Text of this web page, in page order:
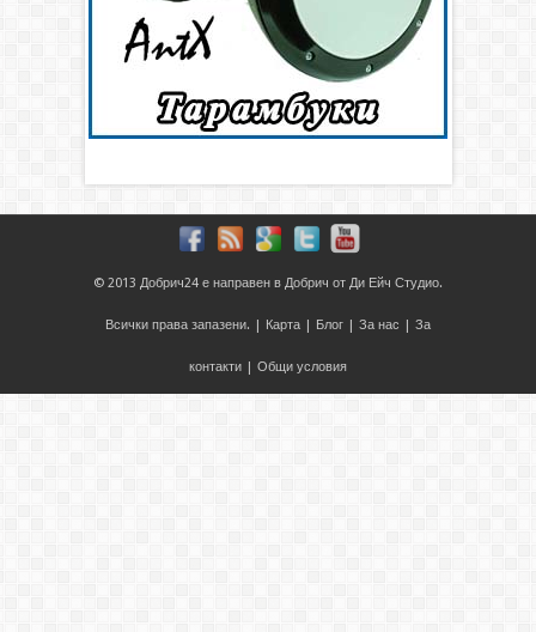
© 2013 Добрич24 е направен в Добрич от Ди Ейч Студио.
Всички права запазени. | Карта | Блог | За нас | За
контакти | Общи условия